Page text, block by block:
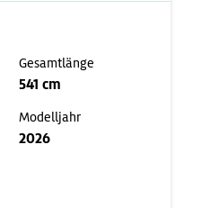
Gesamtlänge
541 cm
Modelljahr
2026